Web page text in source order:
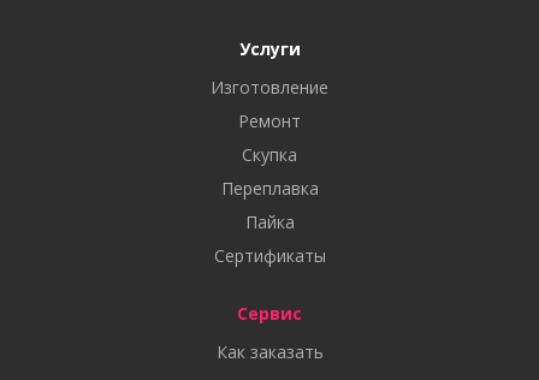
Услуги
Изготовление
Ремонт
Скупка
Переплавка
Пайка
Сертификаты
Сервис
Как заказать